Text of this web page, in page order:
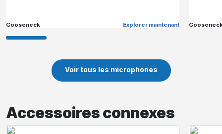
Gooseneck Explorer maintenant
Voir tous les microphones
Accessoires connexes